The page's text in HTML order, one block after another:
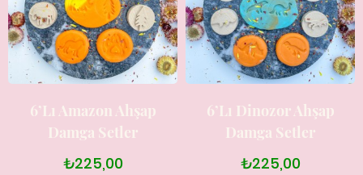
6’lı Amazon Ahşap
Damga Setler
₺225,00
6’lı Dinozor Ahşap
Damga Setler
₺225,00